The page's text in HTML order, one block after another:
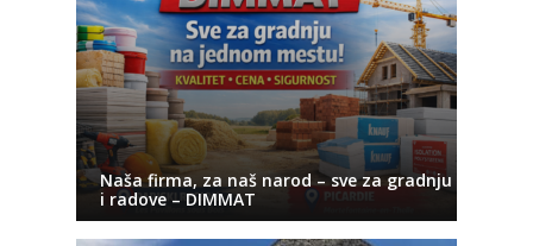
Naša firma, za naš narod – sve za gradnju
i radove – DIMMAT